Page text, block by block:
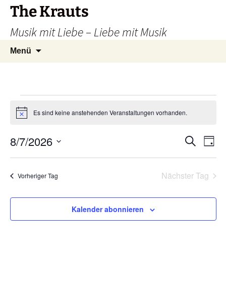
Zum
Inhalt
springen
The Krauts
Musik mit Liebe – Liebe mit Musik
Menü
Veranstaltungen
für
August
7,
HinweisEs sind keine anstehenden Veranstaltungen vorhanden.
Suche
und
SucheTag
8/7/2026
Datum
Vorheriger Tag Nächster Tag
Kalender abonnieren